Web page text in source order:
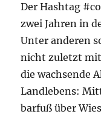
Der Hashtag
zwei Jahren in
Unter anderen
nicht zuletzt
die wachsende
Landlebens:
barfuß über